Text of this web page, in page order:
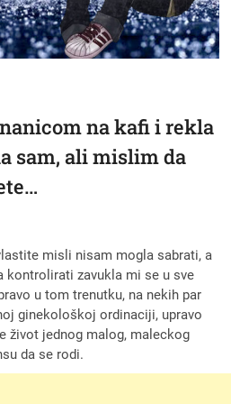
na kafi i rekla
sam, ali mislim da
misli nisam mogla sabrati, a
kontrolirati zavukla mi se u sve
u tom trenutku, na nekih par
ginekološkoj ordinaciji, upravo
život jednog malog, maleckog
da se rodi.